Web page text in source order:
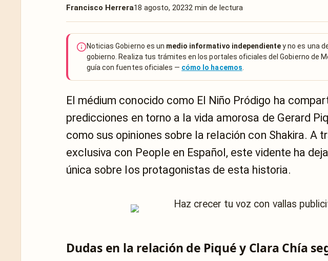
Francisco Herrera18 agosto, 20232 min de lectura
Noticias Gobierno es un medio informativo independientey no es una
gobierno. Realiza tus trámites en los portales oficiales del Gobierno de
guía con fuentes oficiales — cómo lo hacemos
El médium conocido como El Niño Pródigo ha
predicciones en torno a la vida amorosa de Gerard
como sus opiniones sobre la relación con Shakira. A
exclusiva con People en Español, este vidente ha
única sobre los protagonistas de esta historia.
Dudas en la relación de Piqué y Clara Chía